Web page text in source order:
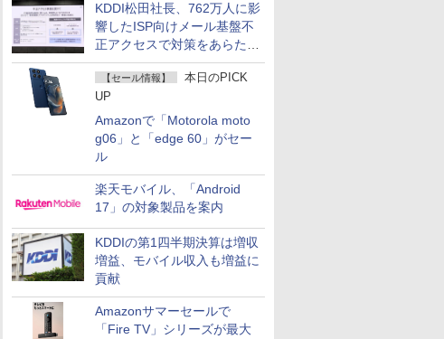
KDDI松田社長、762万人に影
響したISP向けメール基盤不
正アクセスで対策をあらため
て説明
【セール情報】
本日のPICK
UP
Amazonで「Motorola moto
g06」と「edge 60」がセー
ル
楽天モバイル、「Android
17」の対象製品を案内
KDDIの第1四半期決算は増収
増益、モバイル収入も増益に
貢献
Amazonサマーセールで
「Fire TV」シリーズが最大